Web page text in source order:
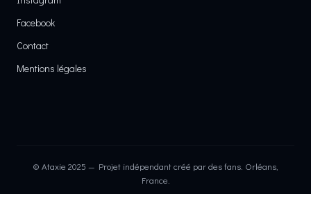
Facebook
Contact
Mentions légales
© Ataxie 2025 — Projet indépendant créé par des fans. Orléans,
France.